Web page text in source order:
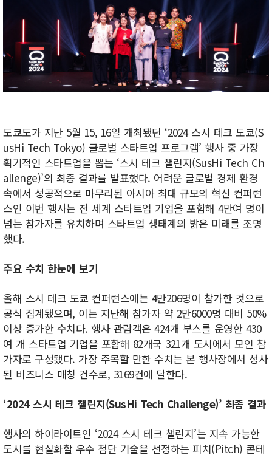
도쿄도가 지난 5월 15, 16일 개최됐던 ‘2024 스시 테크 도쿄(S
usHi Tech Tokyo) 글로벌 스타트업 프로그램’ 행사 중 가장
획기적인 스타트업을 뽑는 ‘스시 테크 챌린지(SusHi Tech Ch
allenge)’의 최종 결과를 발표했다. 어려운 글로벌 경제 환경
속에서 성공적으로 마무리된 아시아 최대 규모의 혁신 컨퍼런
스인 이번 행사는 전 세계 스타트업 기업을 포함해 4만여 명이
넘는 참가자를 유치하며 스타트업 생태계의 밝은 미래를 조명
했다.
주요 수치 한눈에 보기
올해 스시 테크 도쿄 컨퍼런스에는 4만206명이 참가한 것으로
공식 집계됐으며, 이는 지난해 참가자 약 2만6000명 대비 50%
이상 증가한 수치다. 행사 관람객은 424개 부스를 운영한 430
여 개 스타트업 기업을 포함해 82개국 321개 도시에서 모인 참
가자로 구성됐다. 가장 주목할 만한 수치는 본 행사장에서 성사
된 비즈니스 매칭 건수로, 3169건에 달한다.
‘2024 스시 테크 챌린지(SusHi Tech Challenge)’ 최종 결과
행사의 하이라이트인 ‘2024 스시 테크 챌린지’는 지속 가능한
도시를 현실화할 우수 첨단 기술을 선정하는 피치(Pitch) 콘테